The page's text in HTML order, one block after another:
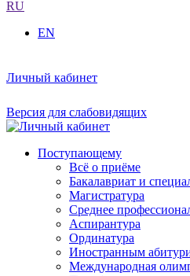
RU
EN
Личный кабинет
Версия для слабовидящих
Поступающему
Всё о приёме
Бакалавриат и
Магистратура
Среднее
Аспирантура
Ординатура
Иностранным
Международная